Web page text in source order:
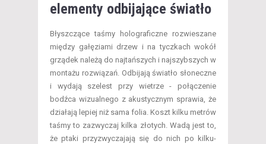
elementy odbijające światło
Błyszczące taśmy holograficzne rozwieszane
między gałęziami drzew i na tyczkach wokół
grządek należą do najtańszych i najszybszych w
montażu rozwiązań. Odbijają światło słoneczne
i wydają szelest przy wietrze - połączenie
bodźca wizualnego z akustycznym sprawia, że
działają lepiej niż sama folia. Koszt kilku metrów
taśmy to zazwyczaj kilka złotych. Wadą jest to,
że ptaki przyzwyczajają się do nich po kilku-